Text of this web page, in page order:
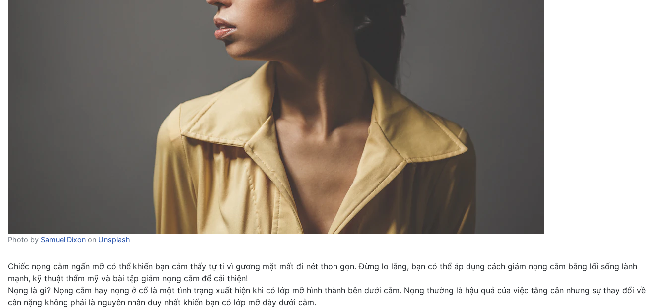
Photo by Samuel Dixon on Unsplash
Chiếc nọng cằm ngấn mỡ có thể khiến bạn cảm thấy tự ti vì gương mặt mất đi nét thon gọn. Đừng lo lắng, bạn có thể áp dụng cách giảm nọng cằm bằng lối sống lành
mạnh, kỹ thuật thẩm mỹ và bài tập giảm nọng cằm để cải thiện!
Nọng là gì? Nọng cằm hay nọng ở cổ là một tình trạng xuất hiện khi có lớp mỡ hình thành bên dưới cằm. Nọng thường là hậu quả của việc tăng cân nhưng sự thay đổi về
cân nặng không phải là nguyên nhân duy nhất khiến bạn có lớp mỡ dày dưới cằm.